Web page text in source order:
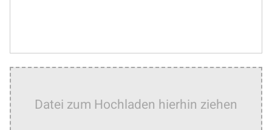
Datei zum Hochladen hierhin ziehen